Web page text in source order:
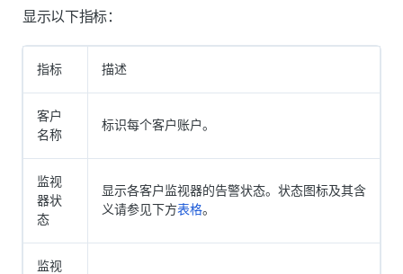
显示以下指标：
指标 描述
客户
名称
标识每个客户账户。
监视
器状
态
显示各客户监视器的告警状态。状态图标及其含
义请参见下方表格。
监视